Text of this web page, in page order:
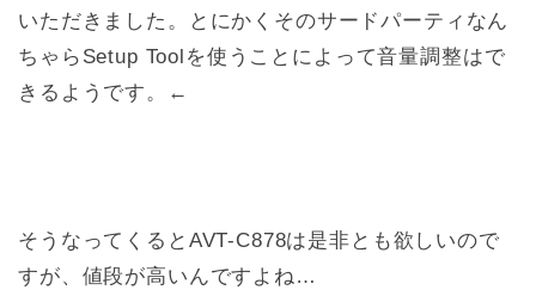
いただきました。とにかくそのサードパーティなん
ちゃらSetup Toolを使うことによって音量調整はで
きるようです。←
そうなってくるとAVT-C878は是非とも欲しいので
すが、値段が高いんですよね…